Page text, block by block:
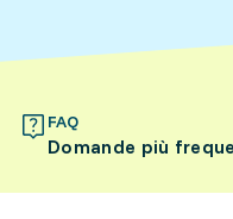
FAQ
Domande più